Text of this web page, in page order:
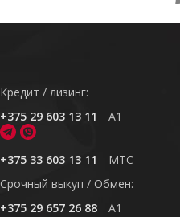
Кредит / лизинг:
+375 29 603 13 11
A1
+375 33 603 13 11
MTC
Cрочный выкуп / Обмен:
+375 29 657 26 88
A1